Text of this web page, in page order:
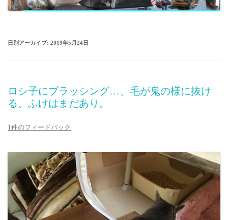
日別アーカイブ: 2019年5月24日
ロシ子にブラッシング…、毛が鬼の様に抜け
る、ふけはまだあり。
1件のフィードバック